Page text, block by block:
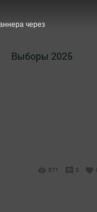
Выборы 2025
671 0
через